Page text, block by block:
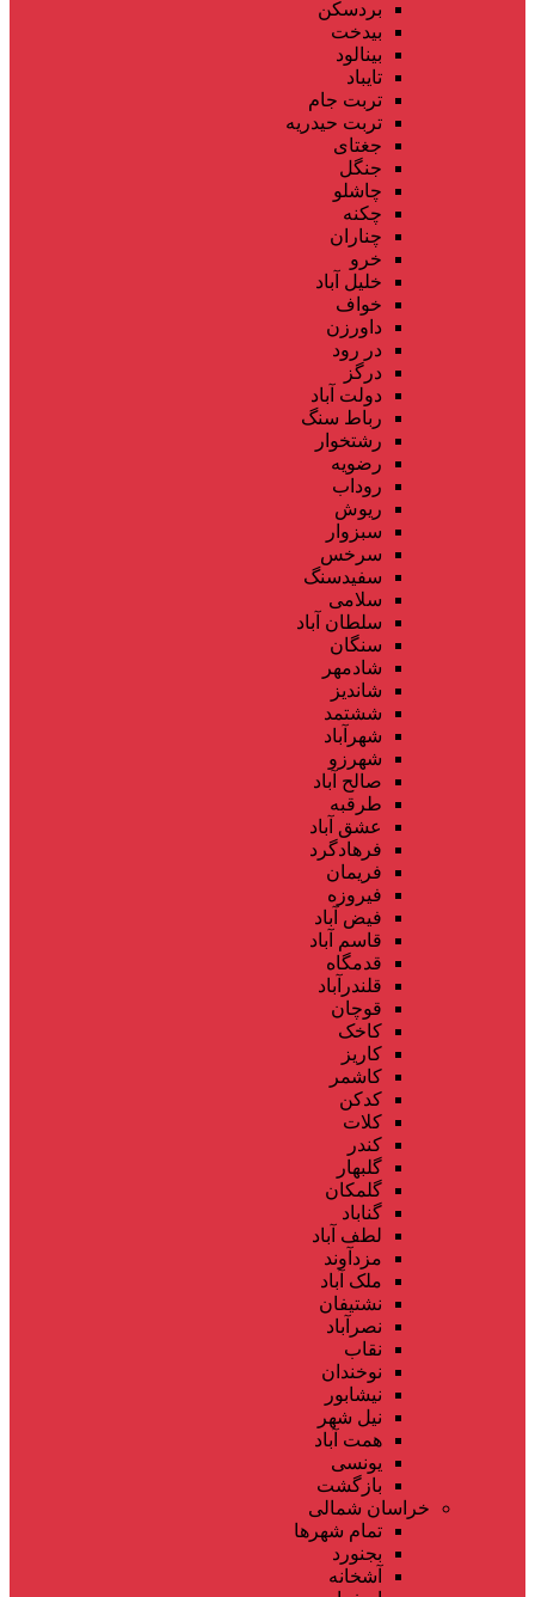
بردسکن
بیدخت
بینالود
تایباد
تربت جام
تربت حیدریه
جغتای
جنگل
چاشلو
چکنه
چناران
خرو
خلیل آباد
خواف
داورزن
در رود
درگز
دولت آباد
رباط سنگ
رشتخوار
رضویه
روداب
ریوش
سبزوار
سرخس
سفیدسنگ
سلامی
سلطان آباد
سنگان
شادمهر
شاندیز
ششتمد
شهرآباد
شهرزو
صالح آباد
طرقبه
عشق آباد
فرهادگرد
فریمان
فیروزه
فیض آباد
قاسم آباد
قدمگاه
قلندرآباد
قوچان
کاخک
کاریز
کاشمر
کدکن
کلات
کندر
گلبهار
گلمکان
گناباد
لطف آباد
مزدآوند
ملک آباد
نشتیفان
نصرآباد
نقاب
نوخندان
نیشابور
نیل شهر
همت آباد
یونسی
بازگشت
خراسان شمالی
تمام شهر‌ها
بجنورد
آشخانه